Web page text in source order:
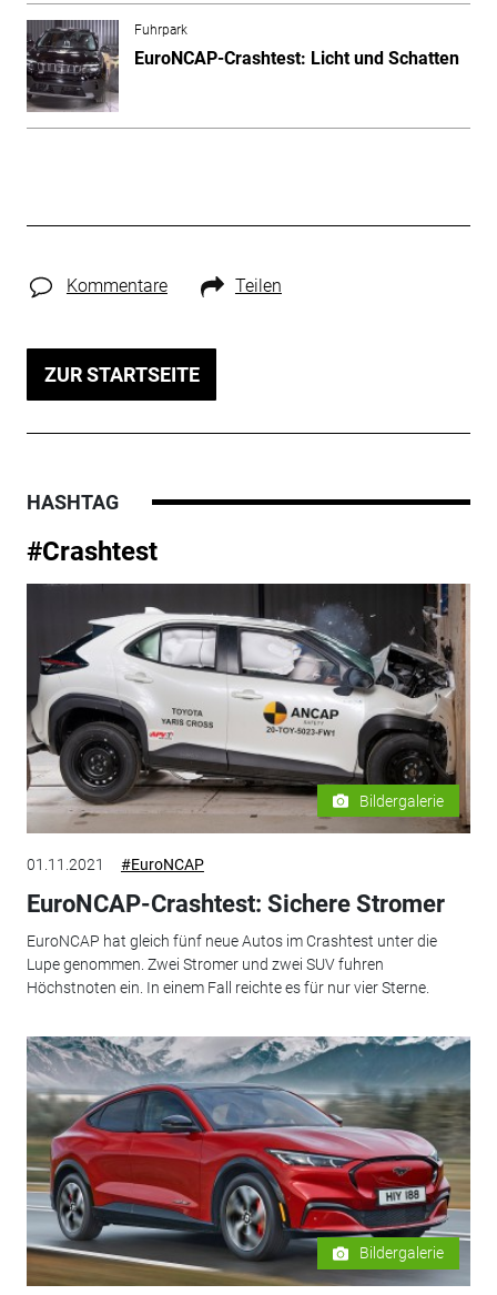
Fuhrpark
EuroNCAP-Crashtest: Licht und Schatten
Kommentare Teilen
ZUR STARTSEITE
HASHTAG
#Crashtest
Bildergalerie
01.11.2021 #EuroNCAP
EuroNCAP-Crashtest: Sichere Stromer
EuroNCAP hat gleich fünf neue Autos im Crashtest unter die
Lupe genommen. Zwei Stromer und zwei SUV fuhren
Höchstnoten ein. In einem Fall reichte es für nur vier Sterne.
Bildergalerie